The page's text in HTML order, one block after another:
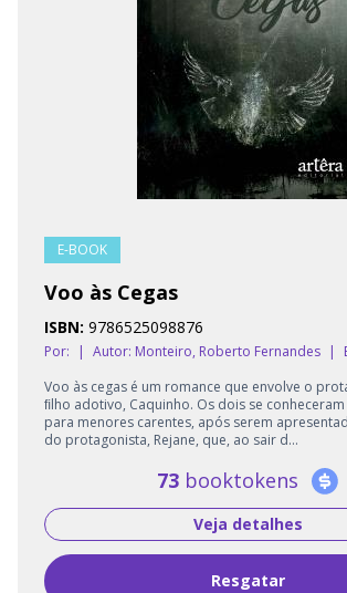
E-BOOK
Voo às Cegas
ISBN: 9786525098876
Por: | Autor: Monteiro, Roberto Fernandes |
Voo às cegas é um romance que envolve o
ﬁlho adotivo, Caquinho. Os dois se
para menores carentes, após serem
do protagonista, Rejane, que, ao sair d...
73 booktokens
Veja detalhes
Resgatar